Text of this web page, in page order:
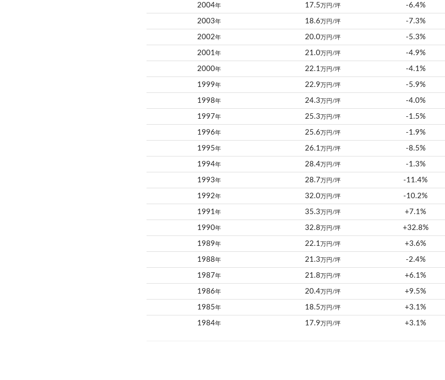
2004年 17.5 万円/坪 -6.4%
2003年 18.6 万円/坪 -7.3%
2002年 20.0 万円/坪 -5.3%
2001年 21.0 万円/坪 -4.9%
2000年 22.1 万円/坪 -4.1%
1999年 22.9 万円/坪 -5.9%
1998年 24.3 万円/坪 -4.0%
1997年 25.3 万円/坪 -1.5%
1996年 25.6 万円/坪 -1.9%
1995年 26.1 万円/坪 -8.5%
1994年 28.4 万円/坪 -1.3%
1993年 28.7 万円/坪 -11.4%
1992年 32.0 万円/坪 -10.2%
1991年 35.3 万円/坪 +7.1%
1990年 32.8 万円/坪 +32.8%
1989年 22.1 万円/坪 +3.6%
1988年 21.3 万円/坪 -2.4%
1987年 21.8 万円/坪 +6.1%
1986年 20.4 万円/坪 +9.5%
1985年 18.5 万円/坪 +3.1%
1984年 17.9 万円/坪 +3.1%